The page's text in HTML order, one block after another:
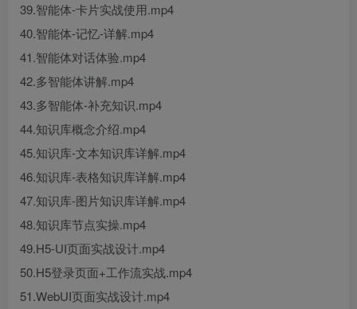
39.智能体-卡片实战使用.mp4
40.智能体-记忆-详解.mp4
41.智能体对话体验.mp4
42.多智能体讲解.mp4
43.多智能体-补充知识.mp4
44.知识库概念介绍.mp4
45.知识库-文本知识库详解.mp4
46.知识库-表格知识库详解.mp4
47.知识库-图片知识库详解.mp4
48.知识库节点实操.mp4
49.H5-UI页面实战设计.mp4
50.H5登录页面+工作流实战.mp4
51.WebUI页面实战设计.mp4